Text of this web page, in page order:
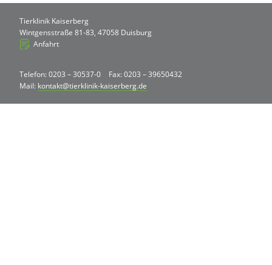
Tierklinik Kaiserberg
Wintgensstraße 81-83, 47058 Duisburg
Anfahrt
Telefon: 0203 – 30537-0
Fax: 0203 – 39650432
Mail: kontakt@tierklinik-kaiserberg.de